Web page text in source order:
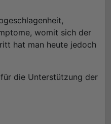
womit sich der
hat man heute jedoch
die Unterstützung der